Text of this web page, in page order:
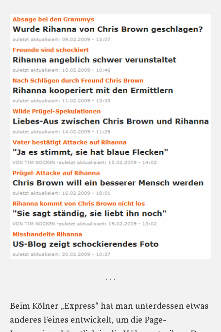
· · ·
Beim Kölner „Express“ hat man unterdessen etwas
anderes Feines entwickelt, um die Page-